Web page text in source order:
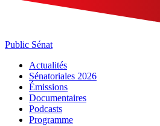
Public Sénat
Actualités
Sénatoriales 2026
Émissions
Documentaires
Podcasts
Programme